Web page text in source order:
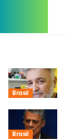
Brasil
Brasil